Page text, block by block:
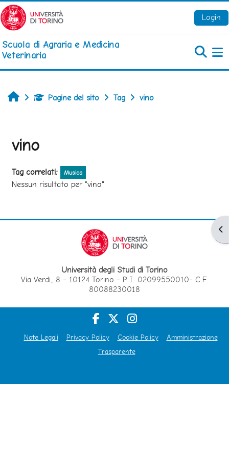
Vai al contenuto principale
Login
Scuola di Agraria e Medicina
Veterinaria
HomePagine del sito Tag vino
vino
Tag correlati: Musica
Nessun risultato per "vino"
Università degli Studi di Torino
Via Verdi, 8 - 10124 Torino - P.I. 02099550010- C.F.
80088230018
Note Legali Privacy Policy Cookie Policy
Amministrazione
Trasparente